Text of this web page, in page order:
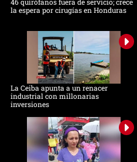
46 quirófanos fuera de servicio; crece
la espera por cirugías en Honduras
La Ceiba apunta a un renacer
industrial con millonarias
inversiones